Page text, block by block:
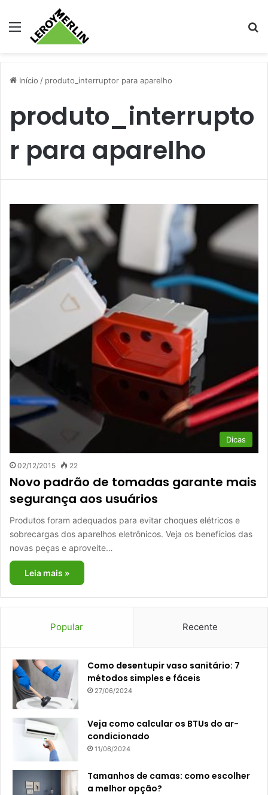
Menu
Início / produto_interruptor para aparelho
produto_interrupto
r para aparelho
Dicas
02/12/2015 22
Novo padrão de tomadas garante mais
segurança aos usuários
Produtos foram adequados para evitar choques elétricos e
sobrecargas dos aparelhos eletrônicos. Veja os benefícios das
novas peças e aproveite…
Leia mais »
Popular Recente
Como desentupir vaso sanitário: 7
métodos simples e fáceis
27/06/2024
Veja como calcular os BTUs do ar-
condicionado
11/06/2024
Tamanhos de camas: como escolher
a melhor opção?